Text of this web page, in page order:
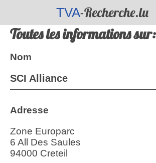
TVA-Recherche.lu
Toutes les informations sur:
Nom
SCI Alliance
Adresse
Zone Europarc
6 All Des Saules
94000 Creteil